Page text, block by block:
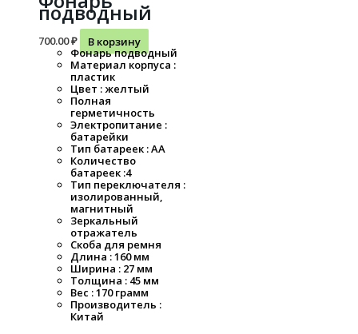
подводный
700.00₽
В корзину
Фонарь подводный
Материал корпуса :
пластик
Цвет : желтый
Полная
герметичность
Электропитание :
батарейки
Тип батареек : АА
Количество
батареек :4
Тип переключателя :
изолированный,
магнитный
Зеркальный
отражатель
Скоба для ремня
Длина : 160 мм
Ширина : 27 мм
Толщина : 45 мм
Вес : 170 грамм
Производитель :
Китай